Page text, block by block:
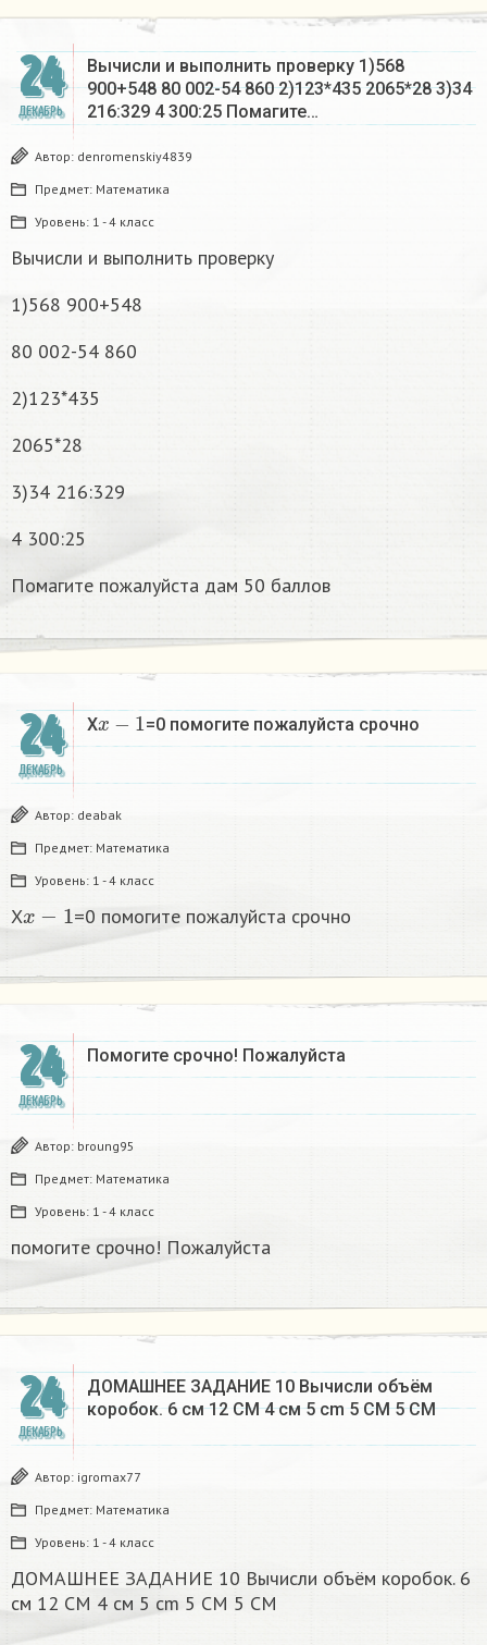
24
ДЕКАБРЬ
Вычисли и выполнить проверку 1)568
900+548 80 002-54 860 2)123*435 2065*28 3)34
216:329 4 300:25 Помагите…
Автор: denromenskiy4839
Предмет: Математика
Уровень: 1 - 4 класс
Вычисли и выполнить проверку
1)568 900+548
80 002-54 860
2)123*435
2065*28
3)34 216:329
4 300:25
Помагите пожалуйста дам 50 баллов
24
ДЕКАБРЬ
X
x−1
=0 помогите пожалуйста срочно
Автор: deabak
Предмет: Математика
Уровень: 1 - 4 класс
X =0 помогите пожалуйста срочно
24
ДЕКАБРЬ
Помогите срочно! Пожалуйста
Автор: broung95
Предмет: Математика
Уровень: 1 - 4 класс
помогите срочно! Пожалуйста
24
ДЕКАБРЬ
ДОМАШНЕЕ ЗАДАНИЕ 10 Вычисли объём
коробок. 6 см 12 CM 4 см 5 cm 5 CM 5 CM​
Автор: igromax77
Предмет: Математика
Уровень: 1 - 4 класс
ДОМАШНЕЕ ЗАДАНИЕ 10 Вычисли объём коробок. 6
см 12 CM 4 см 5 cm 5 CM 5 CM​